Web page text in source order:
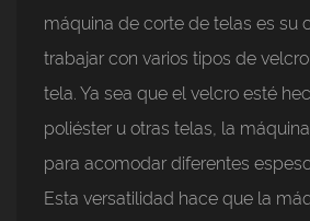
máquina de corte de telas es su
trabajar con varios tipos de
tela. Ya sea que el velcro esté
poliéster u otras telas, la
para acomodar diferentes
Esta versatilidad hace que la